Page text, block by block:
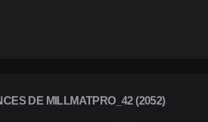
DE MILLMATPRO_42 (2052)